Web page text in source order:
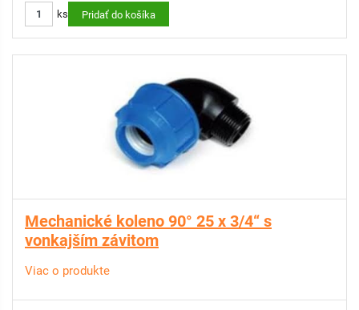
ks Pridať do košíka
Mechanické koleno 90° 25 x 3/4“ s
vonkajším závitom
Viac o produkte